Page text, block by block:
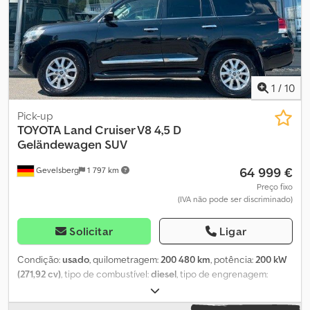
1 / 10
Gevelsberg 1 797 km
Pick-up
TOYOTA Land Cruiser V8 4,5 D
Geländewagen SUV
64 999 €
Preço fixo
(IVA não pode ser discriminado)
Solicitar Ligar
Condição:usado, quilometragem:200 480 km, potência:200 kW
(271,92 cv), tipo de combustível:diesel, tipo de engrenagem:
07/2018
03/2027, classe de emissão:Euro 6, cor:preto, número de lugares: